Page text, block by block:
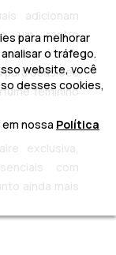
adicionam
um rastro
é uma
para ocasiões
feminino
exclusiva,
com
ainda mais
para melhorar
o tráfego.
website, você
desses cookies,
nossa Política